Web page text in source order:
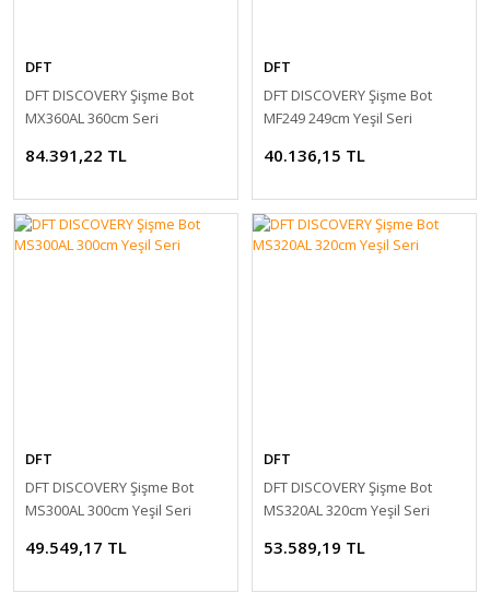
DFT
DFT DISCOVERY Şişme Bot
MX360AL 360cm Seri
84.391,22 TL
DFT
DFT DISCOVERY Şişme Bot
MF249 249cm Yeşil Seri
40.136,15 TL
DFT
DFT DISCOVERY Şişme Bot
MS300AL 300cm Yeşil Seri
49.549,17 TL
DFT
DFT DISCOVERY Şişme Bot
MS320AL 320cm Yeşil Seri
53.589,19 TL